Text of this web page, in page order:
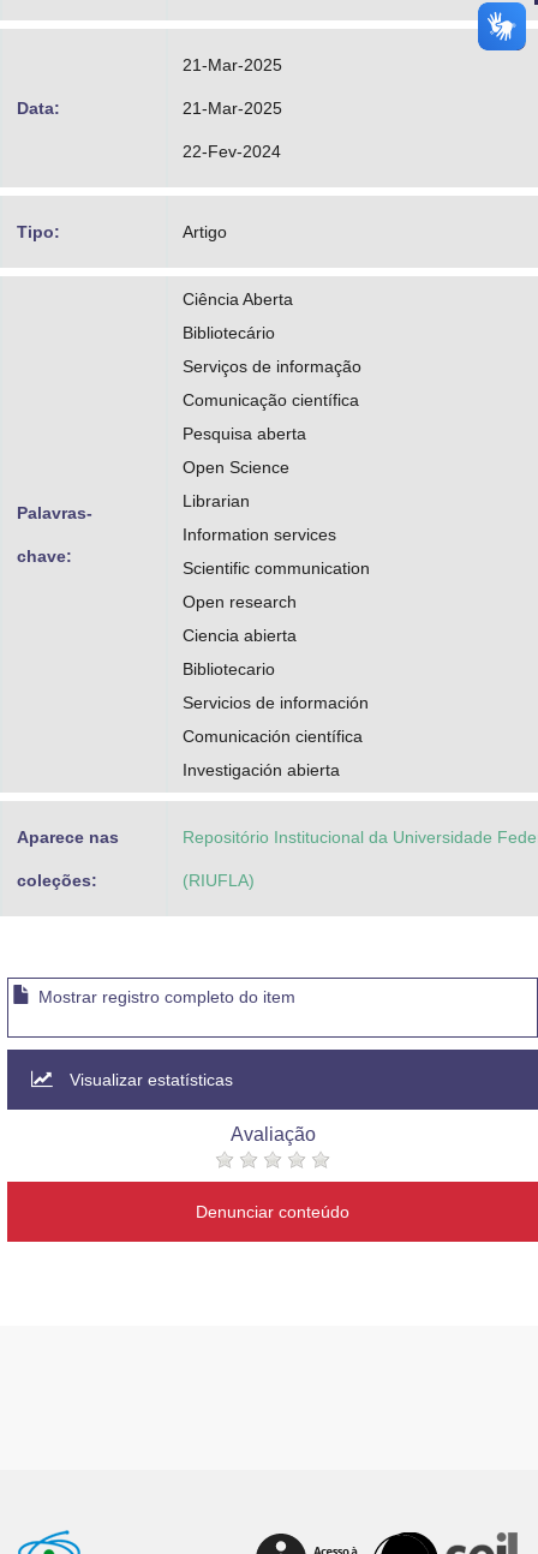
Data:
21-Mar-2025
21-Mar-2025
22-Fev-2024
Tipo: Artigo
Palavras-
chave:
Ciência Aberta
Bibliotecário
Serviços de informação
Comunicação científica
Pesquisa aberta
Open Science
Librarian
Information services
Scientific communication
Open research
Ciencia abierta
Bibliotecario
Servicios de información
Comunicación científica
Investigación abierta
Aparece nas
coleções:
Repositório Institucional da Universidade
(RIUFLA)
Mostrar registro completo do item
Visualizar estatísticas
Avaliação
Denunciar conteúdo